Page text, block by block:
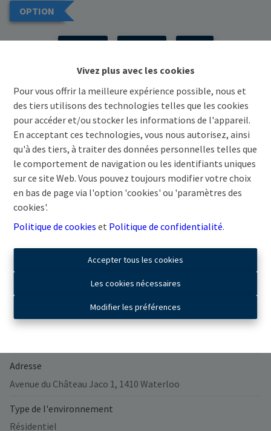
Vivez plus avec les cookies
Pour vous offrir la meilleure expérience possible, nous et
des tiers utilisons des technologies telles que les cookies
pour accéder et/ou stocker les informations de l'appareil.
En acceptant ces technologies, vous nous autorisez, ainsi
qu'à des tiers, à traiter des données personnelles telles que
le comportement de navigation ou les identifiants uniques
sur ce site Web. Vous pouvez toujours modifier votre choix
en bas de page via l'option 'cookies' ou 'paramètres des
cookies'.
Politique de cookies et Politique de confidentialité.
Accepter tous les cookies
Les cookies nécessaires
Modifier les préférences
OPTION
Demande d'informations
2 144 m²
Partager
Général
Nombre de chambres
Adresse
Avenue du Château Jaco 1, 1410 Waterloo
Type de l'environnement
Résidentiel